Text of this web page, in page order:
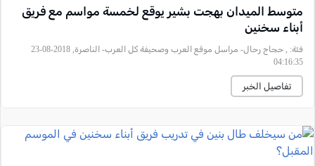
متوسط الميدان بهجت بشير يوقع لخمسة مواسم مع فريق
أبناء سخنين
فئة:
, حجاج رحال- مراسل موقع العرب وصحيفة كل العرب- الناصرة, 2018-08-23
04:16:35
تفاصيل الخبر